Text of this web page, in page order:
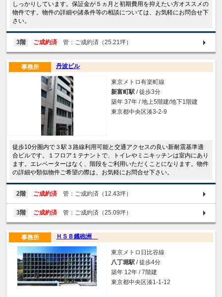
しっかりしています。保証金が５ヵ月と初期費用を抑えたい方オススメの
物件です。物件の詳細や諸条件等の相談については、お気軽にお問合せ下
さい。
3階 ご成約済 管：ご成約済（25.21坪）
丹波ビル
事務所
東京メトロ有楽町線
新富町駅 / 徒歩3分
築年 37年 / 地上5階建/地下1階建
東京都中央区湊3-2-9
徒歩10分圏内で３駅３路線利用可能と交通アクセスの良い新耐震基準適
合ビルです。１フロア１テナントで、トイレやミニキッチンは室内にあり
ます。エレベーターはなく、階段をご利用いただくことになります。物件
の詳細や類似物件ご希望の際は、お気軽にお問合せ下さい。
2階 ご成約済 管：ご成約済（12.43坪）
3階 ご成約済 管：ご成約済（25.09坪）
ＨＳＢ鐡砲洲
事務所
東京メトロ日比谷線
八丁堀駅 / 徒歩4分
築年 12年 / 7階建
東京都中央区湊1-1-12